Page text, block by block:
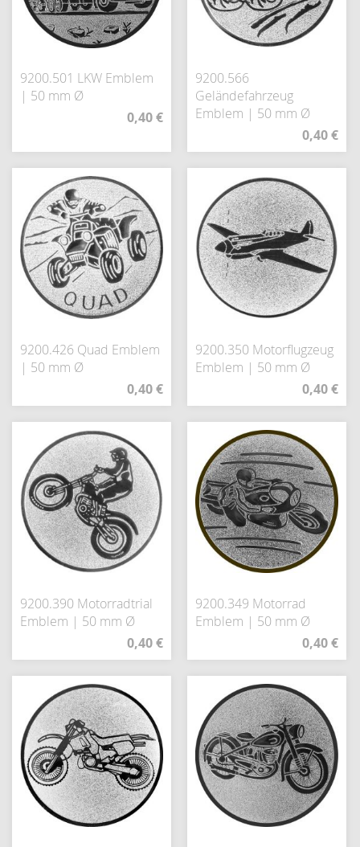
9200.501 LKW Emblem
| 50 mm Ø
0,40 €
9200.566
Geländefahrzeug
Emblem | 50 mm Ø
0,40 €
9200.426 Quad Emblem
| 50 mm Ø
0,40 €
9200.350 Motorflugzeug
Emblem | 50 mm Ø
0,40 €
9200.390 Motorradtrial
Emblem | 50 mm Ø
0,40 €
9200.349 Motorrad
Emblem | 50 mm Ø
0,40 €